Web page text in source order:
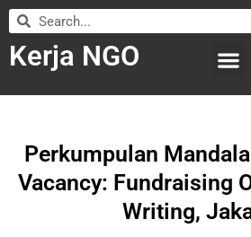
Kerja NGO
Perkumpulan
Vacancy: Fundraising
Writing,